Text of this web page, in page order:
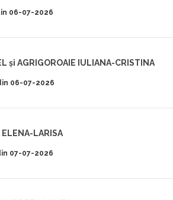
06-07-2026
și AGRIGOROAIE IULIANA-CRISTINA
06-07-2026
ELENA-LARISA
07-07-2026